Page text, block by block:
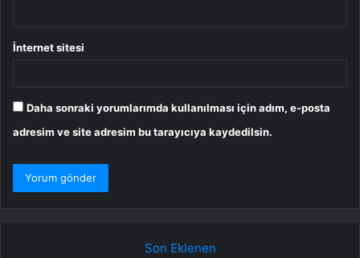
İnternet sitesi
Daha sonraki yorumlarımda kullanılması için adım, e-posta
adresim ve site adresim bu tarayıcıya kaydedilsin.
Son Eklenen